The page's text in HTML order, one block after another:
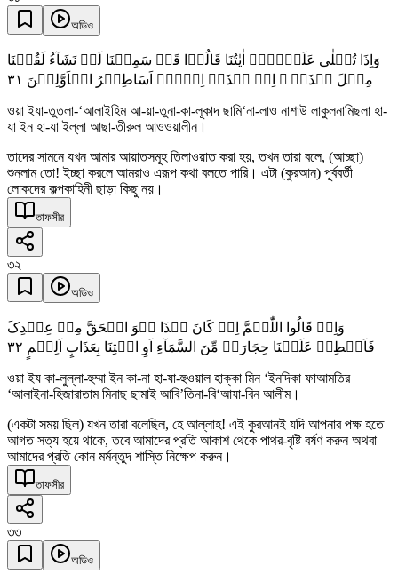
অডিও
وَاِذَا تُتۡلٰی عَلَیۡہِمۡ اٰیٰتُنَا قَالُوۡا قَدۡ سَمِعۡنَا لَوۡ نَشَآءُ لَقُلۡنَا
مِثۡلَ ہٰذَاۤ ۙ اِنۡ ہٰذَاۤ اِلَّاۤ اَسَاطِیۡرُ الۡاَوَّلِیۡنَ ٣١
ওয়া ইযা-তুতলা-‘আলাইহিম আ-য়া-তুনা-কা-লূকাদ ছামি‘না-লাও নাশাউ লাকুলনামিছলা হা-
যা ইন হা-যা ইল্লা আছা-তীরুল আওওয়ালীন।
তাদের সামনে যখন আমার আয়াতসমূহ তিলাওয়াত করা হয়, তখন তারা বলে, (আচ্ছা)
শুনলাম তো! ইচ্ছা করলে আমরাও এরূপ কথা বলতে পারি। এটা (কুরআন) পূর্ববর্তী
লোকদের কল্পকাহিনী ছাড়া কিছু নয়।
তাফসীর
৩২
অডিও
وَاِذۡ قَالُوا اللّٰہُمَّ اِنۡ کَانَ ہٰذَا ہُوَ الۡحَقَّ مِنۡ عِنۡدِکَ
فَاَمۡطِرۡ عَلَیۡنَا حِجَارَۃً مِّنَ السَّمَآءِ اَوِ ائۡتِنَا بِعَذَابٍ اَلِیۡمٍ ٣٢
ওয়া ইয কা-লুল্লা-হুম্মা ইন কা-না হা-যা-হুওয়াল হাক্কা মিন ‘ইনদিকা ফাআমতির
‘আলাইনা-হিজারাতাম মিনাছ ছামাই আবি’তিনা-বি‘আযা-বিন আলীম।
(একটা সময় ছিল) যখন তারা বলেছিল, হে আল্লাহ! এই কুরআনই যদি আপনার পক্ষ হতে
আগত সত্য হয়ে থাকে, তবে আমাদের প্রতি আকাশ থেকে পাথর-বৃষ্টি বর্ষণ করুন অথবা
আমাদের প্রতি কোন মর্মন্তুদ শাস্তি নিক্ষেপ করুন।
তাফসীর
৩৩
অডিও